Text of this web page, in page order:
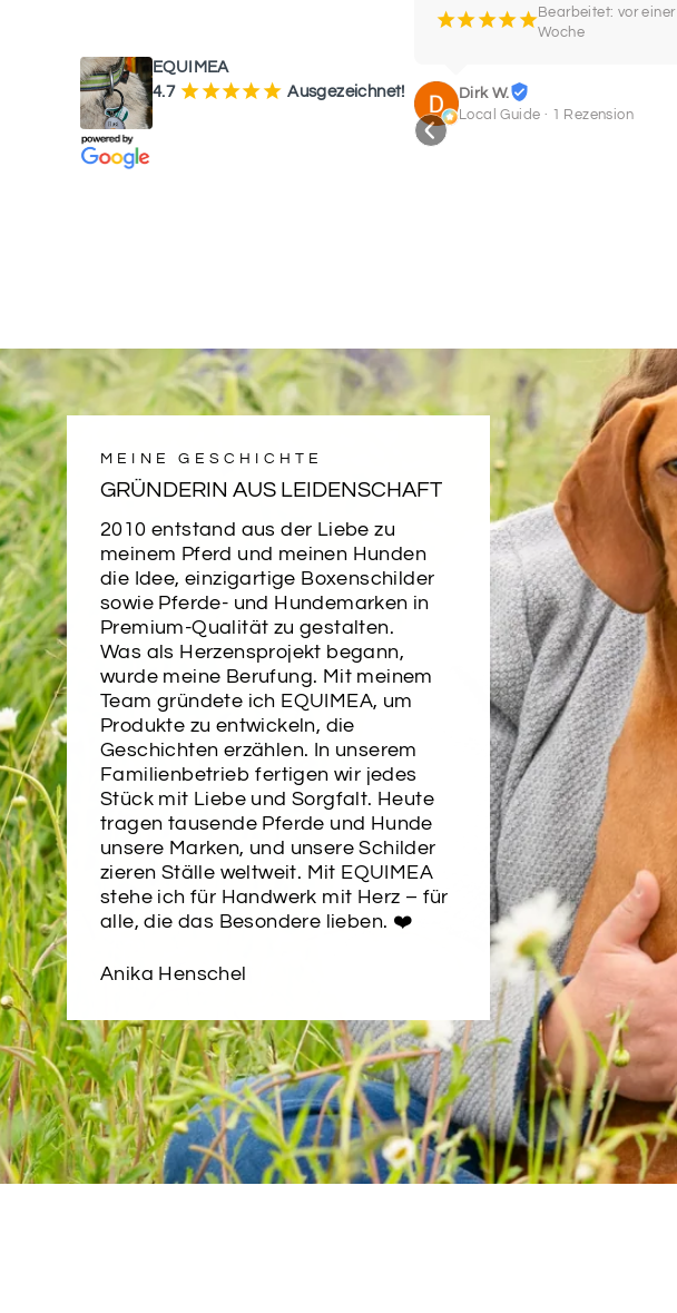
EQUIMEA
4.7 ¡¡¡¡¡ Ausgezeichnet!
¡¡¡¡¡Bearbeitet: vor einer
Woche
Dirk W.
Local Guide · 1 Rezension
MEINE GESCHICHTE
GRÜNDERIN AUS LEIDENSCHAFT
2010 entstand aus der Liebe zu
meinem Pferd und meinen Hunden
die Idee, einzigartige Boxenschilder
sowie Pferde- und Hundemarken in
Premium-Qualität zu gestalten.
Was als Herzensprojekt begann,
wurde meine Berufung. Mit meinem
Team gründete ich EQUIMEA, um
Produkte zu entwickeln, die
Geschichten erzählen. In unserem
Familienbetrieb fertigen wir jedes
Stück mit Liebe und Sorgfalt. Heute
tragen tausende Pferde und Hunde
unsere Marken, und unsere Schilder
zieren Ställe weltweit. Mit EQUIMEA
stehe ich für Handwerk mit Herz – für
alle, die das Besondere lieben. ❤️
Anika Henschel